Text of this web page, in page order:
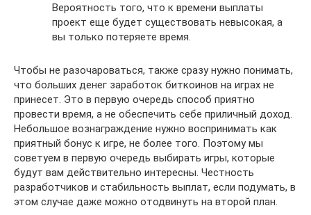
Вероятность того, что к времени выплаты
проект еще будет существовать невысокая, а
вы только потеряете время.
Чтобы не разочароваться, также сразу нужно понимать,
что больших денег заработок биткоинов на играх не
принесет. Это в первую очередь способ приятно
провести время, а не обеспечить себе приличный доход.
Небольшое вознаграждение нужно воспринимать как
приятный бонус к игре, не более того. Поэтому мы
советуем в первую очередь выбирать игры, которые
будут вам действительно интересны. Честность
разработчиков и стабильность выплат, если подумать, в
этом случае даже можно отодвинуть на второй план.